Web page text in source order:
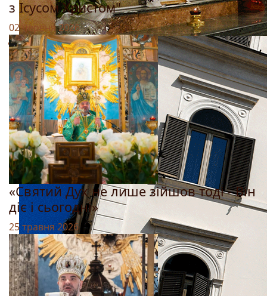
з Ісусом Христом"
02 червня 2026
«Святий Дух не лише зійшов тоді - Він
діє і сьогодні»
25 травня 2026